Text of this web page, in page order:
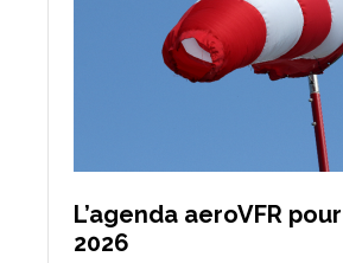
L’agenda aeroVFR
2026